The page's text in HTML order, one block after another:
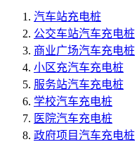
汽车站充电桩
公交车站汽车充电桩
商业广场汽车充电桩
小区充汽车充电桩
服务站汽车充电桩
学校汽车充电桩
医院汽车充电桩
政府项目汽车充电桩